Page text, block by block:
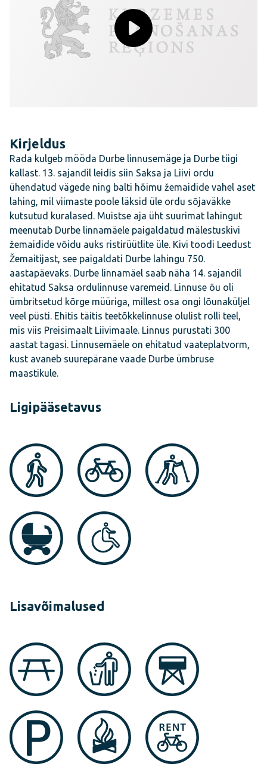
Kirjeldus
Rada kulgeb mööda Durbe linnusemäge ja Durbe tiigi
kallast. 13. sajandil leidis siin Saksa ja Liivi ordu
ühendatud vägede ning balti hõimu žemaidide vahel aset
lahing, mil viimaste poole läksid üle ordu sõjaväkke
kutsutud kuralased. Muistse aja üht suurimat lahingut
meenutab Durbe linnamäele paigaldatud mälestuskivi
žemaidide võidu auks ristirüütlite üle. Kivi toodi Leedust
Žemaitijast, see paigaldati Durbe lahingu 750.
aastapäevaks. Durbe linnamäel saab näha 14. sajandil
ehitatud Saksa ordulinnuse varemeid. Linnuse õu oli
ümbritsetud kõrge müüriga, millest osa ongi lõunaküljel
veel püsti. Ehitis täitis teetõkkelinnuse olulist rolli teel,
mis viis Preisimaalt Liivimaale. Linnus purustati 300
aastat tagasi. Linnusemäele on ehitatud vaateplatvorm,
kust avaneb suurepärane vaade Durbe ümbruse
maastikule.
Ligipääsetavus
Lisavõimalused